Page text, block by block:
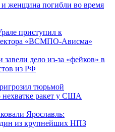
и женщина погибли во время
приступил к
«ВСМПО-Ависма»
завели дело из-за «фейков» в
из РФ
тюрьмой
ракет у США
Ярославль:
из крупнейших НПЗ